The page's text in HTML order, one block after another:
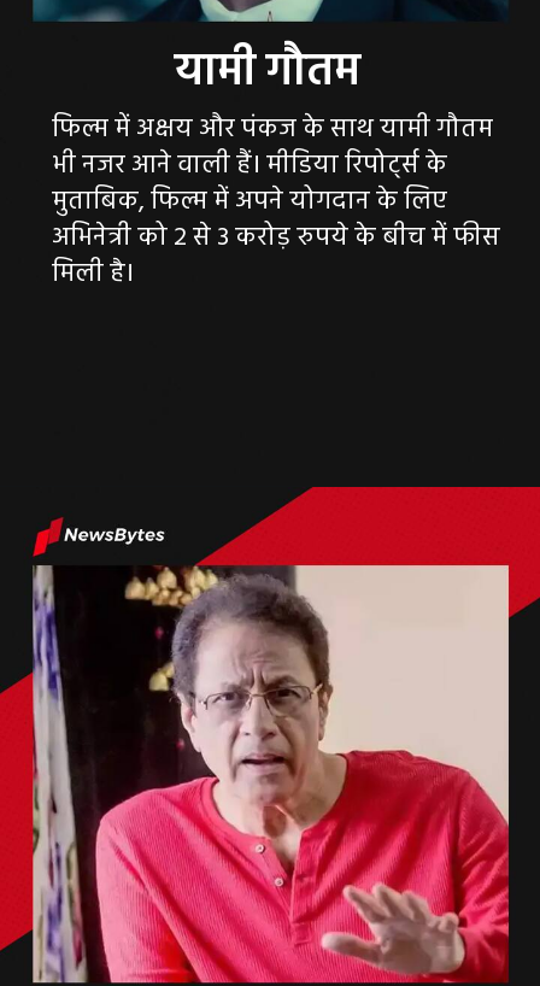
यामी गौतम
फिल्म में अक्षय और पंकज के साथ यामी गौतम
भी नजर आने वाली हैं। मीडिया रिपोर्ट्स के
मुताबिक, फिल्म में अपने योगदान के लिए
अभिनेत्री को 2 से 3 करोड़ रुपये के बीच में फीस